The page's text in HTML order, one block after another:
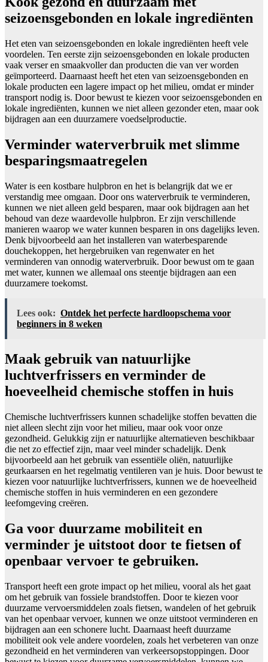
seizoensgebonden en lokale ingrediënten
Het eten van seizoensgebonden en lokale ingrediënten heeft vele
voordelen. Ten eerste zijn seizoensgebonden en lokale producten
vaak verser en smaakvoller dan producten die van ver worden
geïmporteerd. Daarnaast heeft het eten van seizoensgebonden en
lokale producten een lagere impact op het milieu, omdat er minder
transport nodig is. Door bewust te kiezen voor seizoensgebonden en
lokale ingrediënten, kunnen we niet alleen gezonder eten, maar ook
bijdragen aan een duurzamere voedselproductie.
Verminder waterverbruik met slimme
besparingsmaatregelen
Water is een kostbare hulpbron en het is belangrijk dat we er
verstandig mee omgaan. Door ons waterverbruik te verminderen,
kunnen we niet alleen geld besparen, maar ook bijdragen aan het
behoud van deze waardevolle hulpbron. Er zijn verschillende
manieren waarop we water kunnen besparen in ons dagelijks leven.
Denk bijvoorbeeld aan het installeren van waterbesparende
douchekoppen, het hergebruiken van regenwater en het
verminderen van onnodig waterverbruik. Door bewust om te gaan
met water, kunnen we allemaal ons steentje bijdragen aan een
duurzamere toekomst.
Lees ook: Ontdek het perfecte hardloopschema voor
beginners in 8 weken
Maak gebruik van natuurlijke
luchtverfrissers en verminder de
hoeveelheid chemische stoffen in huis
Chemische luchtverfrissers kunnen schadelijke stoffen bevatten die
niet alleen slecht zijn voor het milieu, maar ook voor onze
gezondheid. Gelukkig zijn er natuurlijke alternatieven beschikbaar
die net zo effectief zijn, maar veel minder schadelijk. Denk
bijvoorbeeld aan het gebruik van essentiële oliën, natuurlijke
geurkaarsen en het regelmatig ventileren van je huis. Door bewust te
kiezen voor natuurlijke luchtverfrissers, kunnen we de hoeveelheid
chemische stoffen in huis verminderen en een gezondere
leefomgeving creëren.
Ga voor duurzame mobiliteit en
verminder je uitstoot door te fietsen of
openbaar vervoer te gebruiken.
Transport heeft een grote impact op het milieu, vooral als het gaat
om het gebruik van fossiele brandstoffen. Door te kiezen voor
duurzame vervoersmiddelen zoals fietsen, wandelen of het gebruik
van het openbaar vervoer, kunnen we onze uitstoot verminderen en
bijdragen aan een schonere lucht. Daarnaast heeft duurzame
mobiliteit ook vele andere voordelen, zoals het verbeteren van onze
gezondheid en het verminderen van verkeersopstoppingen. Door